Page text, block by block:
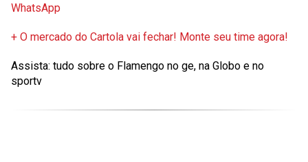
WhatsApp
+ O mercado do Cartola vai fechar! Monte seu time agora!
Assista: tudo sobre o Flamengo no ge, na Globo e no
sportv